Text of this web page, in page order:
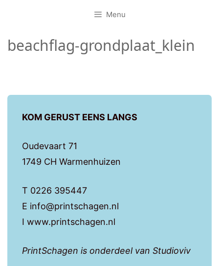
Menu
beachflag-grondplaat_klein
KOM GERUST EENS LANGS
Oudevaart 71
1749 CH Warmenhuizen
T 0226 395447
E info@printschagen.nl
I www.printschagen.nl
PrintSchagen is onderdeel van Studioviv